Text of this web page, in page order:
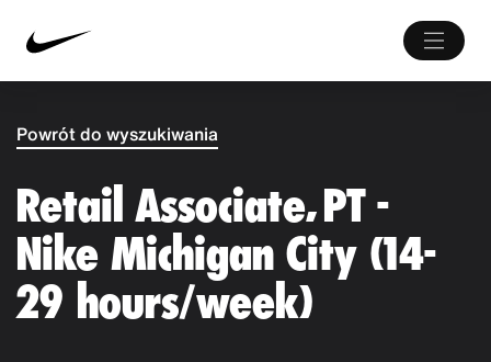
Powrót do wyszukiwania
Retail Associate, PT -
Nike Michigan City (14-
29 hours/week)